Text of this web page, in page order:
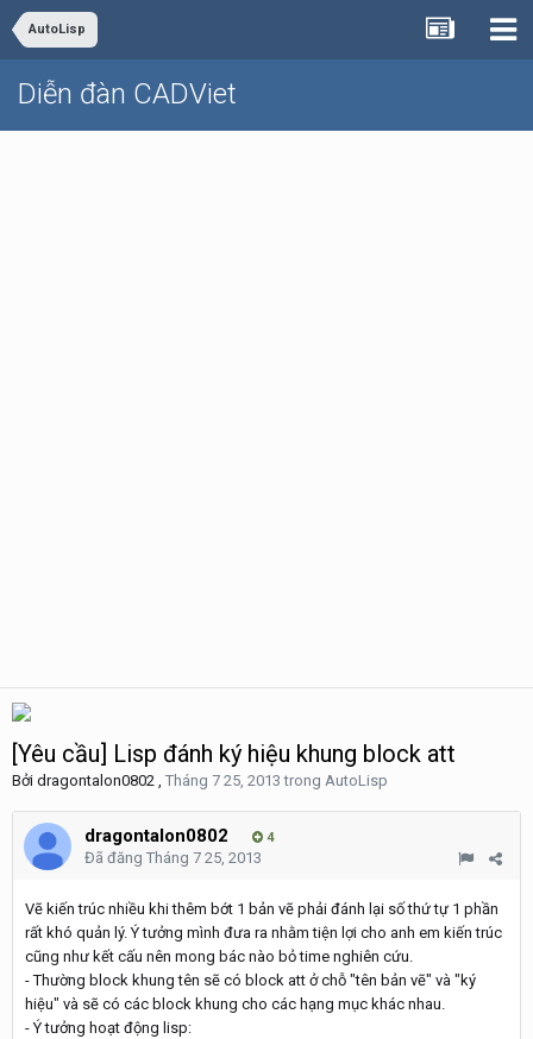
AutoLisp
Diễn đàn CADViet
[Yêu cầu] Lisp đánh ký hiệu khung block att
Bởi dragontalon0802 , Tháng 7 25, 2013trong AutoLisp
dragontalon0802 4
Đã đăng Tháng 7 25, 2013
Vẽ kiến trúc nhiều khi thêm bớt 1 bản vẽ phải đánh lại số thứ tự 1 phần
rất khó quản lý. Ý tưởng mình đưa ra nhằm tiện lợi cho anh em kiến trúc
cũng như kết cấu nên mong bác nào bỏ time nghiên cứu.
- Thường block khung tên sẽ có block att ở chỗ "tên bản vẽ" và "ký
hiệu" và sẽ có các block khung cho các hạng mục khác nhau.
- Ý tưởng hoạt động lisp: